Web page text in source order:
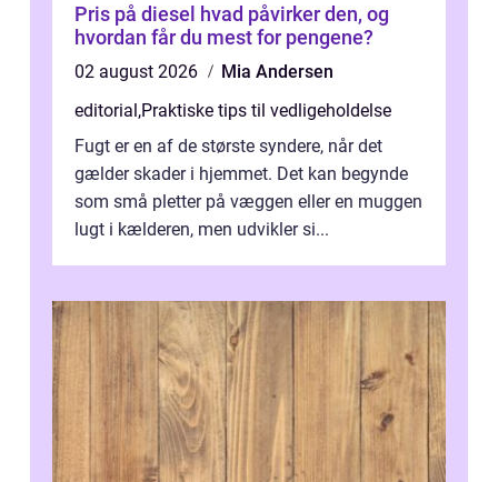
Pris på diesel hvad påvirker den, og
hvordan får du mest for pengene?
02 august 2026
Mia Andersen
editorial,Praktiske tips til vedligeholdelse
Fugt er en af de største syndere, når det
gælder skader i hjemmet. Det kan begynde
som små pletter på væggen eller en muggen
lugt i kælderen, men udvikler si...